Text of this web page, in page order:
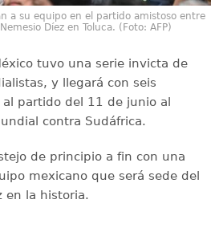
a su equipo en el partido amistoso entre
Díez en Toluca. (Foto: AFP)
tuvo una serie invicta de
y llegará con seis
partido del 11 de junio al
contra Sudáfrica.
de principio a fin con una
mexicano que será sede del
en la historia.